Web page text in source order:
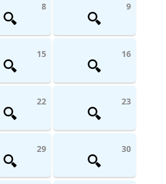
8 9
15 16
22 23
29 30